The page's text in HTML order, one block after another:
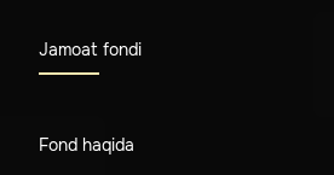
Jamoat fondi
Fond haqida